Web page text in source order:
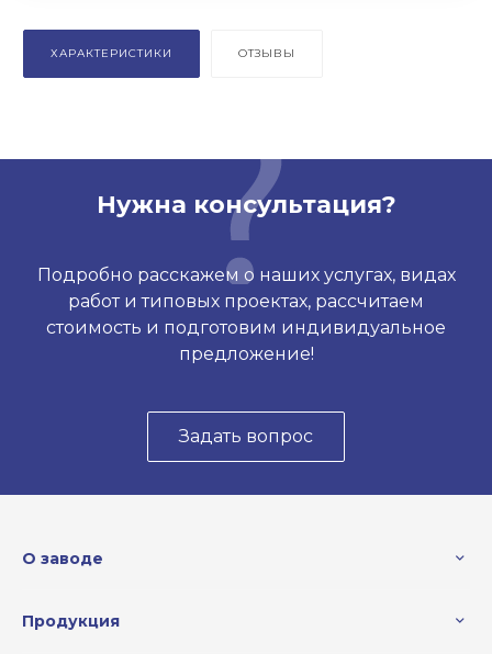
ХАРАКТЕРИСТИКИ ОТЗЫВЫ
Нужна консультация?
Подробно расскажем о наших услугах, видах
работ и типовых проектах, рассчитаем
стоимость и подготовим индивидуальное
предложение!
Задать вопрос
О заводе
Продукция